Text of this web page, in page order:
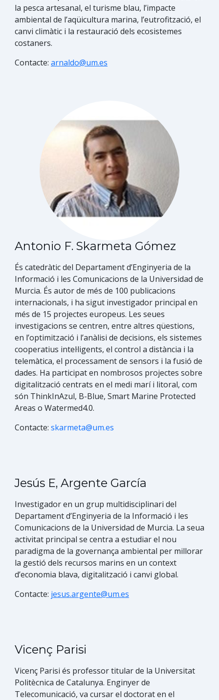
la pesca artesanal, el turisme blau, l’impacte
ambiental de l’aqüicultura marina, l’eutrofització, el
canvi climàtic i la restauració dels ecosistemes
costaners.
Contacte: arnaldo@um.es
Antonio F. Skarmeta Gómez
És catedràtic del Departament d’Enginyeria de la
Informació i les Comunicacions de la Universidad de
Murcia. És autor de més de 100 publicacions
internacionals, i ha sigut investigador principal en
més de 15 projectes europeus. Les seues
investigacions se centren, entre altres qüestions,
en l’optimització i l’anàlisi de decisions, els sistemes
cooperatius intel·ligents, el control a distància i la
telemàtica, el processament de sensors i la fusió de
dades. Ha participat en nombrosos projectes sobre
digitalització centrats en el medi marí i litoral, com
són ThinkInAzul, B-Blue, Smart Marine Protected
Areas o Watermed4.0.
Contacte: skarmeta@um.es
Jesús E, Argente García
Investigador en un grup multidisciplinari del
Departament d’Enginyeria de la Informació i les
Comunicacions de la Universidad de Murcia. La seua
activitat principal se centra a estudiar el nou
paradigma de la governança ambiental per millorar
la gestió dels recursos marins en un context
d’economia blava, digitalització i canvi global.
Contacte: jesus.argente@um.es
Vicenç Parisi
Vicenç Parisi és​ professor titular de la Universitat
Politècnica de Catalunya. Enginyer de
Telecomunicació, va cursar el doctorat en el